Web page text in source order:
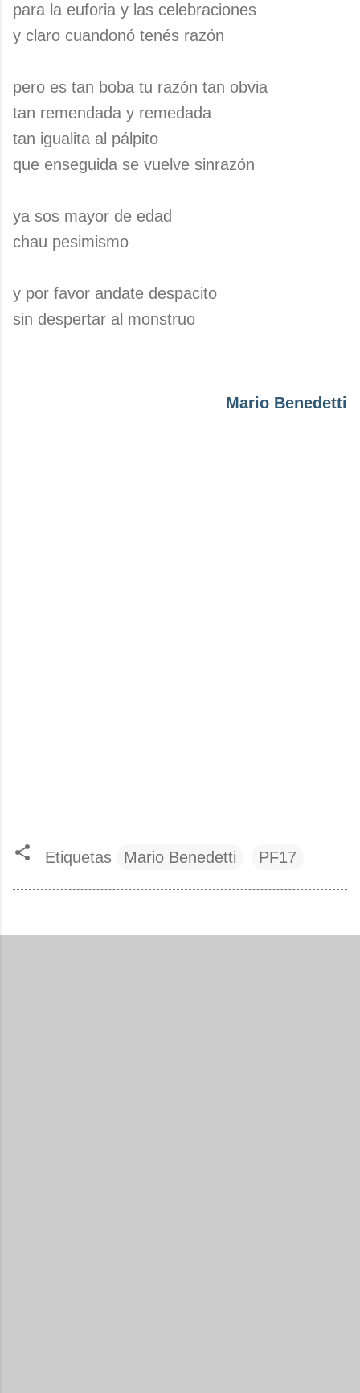
para la euforia y las celebraciones
y claro cuandonó tenés razón
pero es tan boba tu razón tan obvia
tan remendada y remedada
tan igualita al pálpito
que enseguida se vuelve sinrazón
ya sos mayor de edad
chau pesimismo
y por favor andate despacito
sin despertar al monstruo
Mario Benedetti
Etiquetas Mario Benedetti PF17